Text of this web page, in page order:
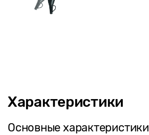
Характеристики
Основные характеристики